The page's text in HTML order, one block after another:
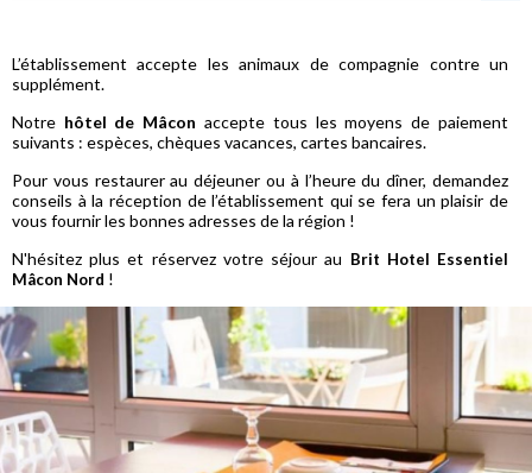
L’établissement accepte les animaux de compagnie contre un
supplément.
Notre hôtel de Mâconaccepte tous les moyens de paiement
suivants : espèces, chèques vacances, cartes bancaires.
Pour vous restaurer au déjeuner ou à l’heure du dîner, demandez
conseils à la réception de l’établissement qui se fera un plaisir de
vous fournir les bonnes adresses de la région !
N'hésitez plus et réservez votre séjour au Brit Hotel Essentiel
Mâcon Nord !